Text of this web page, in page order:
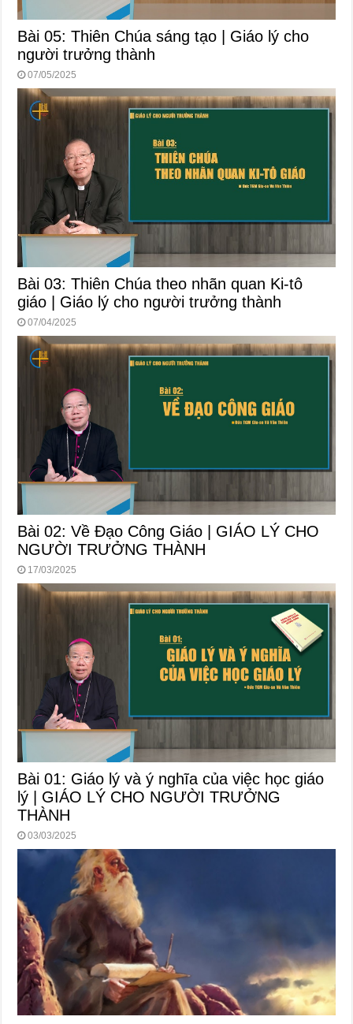
Bài 05: Thiên Chúa sáng tạo | Giáo lý cho
người trưởng thành
07/05/2025
Bài 03: Thiên Chúa theo nhãn quan Ki-tô
giáo | Giáo lý cho người trưởng thành
07/04/2025
Bài 02: Về Đạo Công Giáo | GIÁO LÝ CHO
NGƯỜI TRƯỞNG THÀNH
17/03/2025
Bài 01: Giáo lý và ý nghĩa của việc học giáo
lý | GIÁO LÝ CHO NGƯỜI TRƯỞNG
THÀNH
03/03/2025